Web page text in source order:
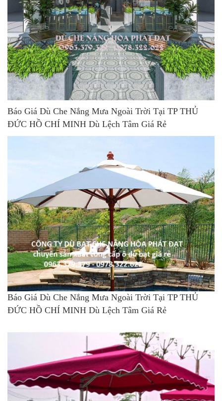
Báo Giá Dù Che Nắng Mưa Ngoài Trời Tại TP THỦ
ĐỨC HỒ CHÍ MINH Dù Lệch Tâm Giá Rẻ
Báo Giá Dù Che Nắng Mưa Ngoài Trời Tại TP THỦ
ĐỨC HỒ CHÍ MINH Dù Lệch Tâm Giá Rẻ